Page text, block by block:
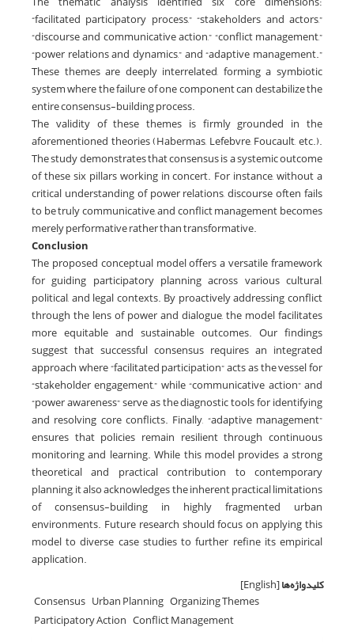
“facilitated participatory process,” “stakeholders and actors,”
“discourse and communicative action,” “conflict management,”
“power relations and dynamics,” and “adaptive management.”
These themes are deeply interrelated, forming a symbiotic
system where the failure of one component can destabilize the
entire consensus-building process.
The validity of these themes is firmly grounded in the
aforementioned theories (Habermas, Lefebvre, Foucault, etc.).
The study demonstrates that consensus is a systemic outcome
of these six pillars working in concert. For instance, without a
critical understanding of power relations, discourse often fails
to be truly communicative, and conflict management becomes
merely performative rather than transformative.
Conclusion
The proposed conceptual model offers a versatile framework
for guiding participatory planning across various cultural,
political, and legal contexts. By proactively addressing conflict
through the lens of power and dialogue, the model facilitates
more equitable and sustainable outcomes. Our findings
suggest that successful consensus requires an integrated
approach where “facilitated participation” acts as the vessel for
“stakeholder engagement,” while “communicative action” and
“power awareness” serve as the diagnostic tools for identifying
and resolving core conflicts. Finally, “adaptive management”
ensures that policies remain resilient through continuous
monitoring and learning. While this model provides a strong
theoretical and practical contribution to contemporary
planning, it also acknowledges the inherent practical limitations
of consensus-building in highly fragmented urban
environments. Future research should focus on applying this
model to diverse case studies to further refine its empirical
application.
کلیدواژه‌ها[English]
Consensus Urban Planning Organizing Themes
Participatory Action Conflict Management